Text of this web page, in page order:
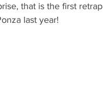
that is the first retrap
last year!